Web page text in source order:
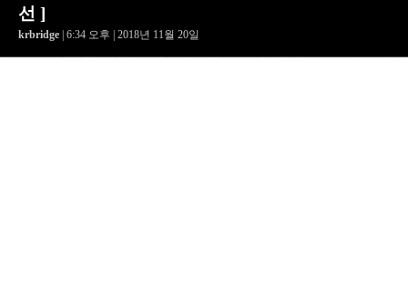
선 ]
krbridge | 6:34 오후 | 2018년 11월 20일